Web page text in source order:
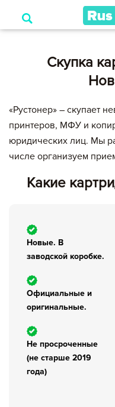
Скупка
«Рустонер» – скупает
принтеров, МФУ и
юридических лиц. Мы
числе организуем
Какие
Новые. В
заводской коробке.
Официальные и
оригинальные.
Не просроченные
(не старше 2019
года)